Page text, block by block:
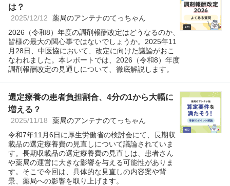
は？
2025/12/12 薬局のアンテナのてっちゃん
2026（令和8）年度の調剤報酬改定はどうなるのか、
皆様の最大の関心事ではないでしょうか。2025年11
月28日、中医協において、改定に向けた議論がおこ
なわれました。本レポートでは、2026（令和8）年度
調剤報酬改定の見通しについて、徹底解説します。
選定療養の患者負担割合、4分の1から大幅に
増える？
2025/11/18 薬局のアンテナのてっちゃん
令和7年11月6日に厚生労働省の検討会にて、長期収
載品の選定療養費の見直しについて議論されていま
す。長期収載品の選定療養費の見直しは、患者さん
や薬局の運営に大きな影響を与える可能性がありま
す。そこで今回は、具体的な見直しの内容案や背
景、薬局への影響を取り上げます。